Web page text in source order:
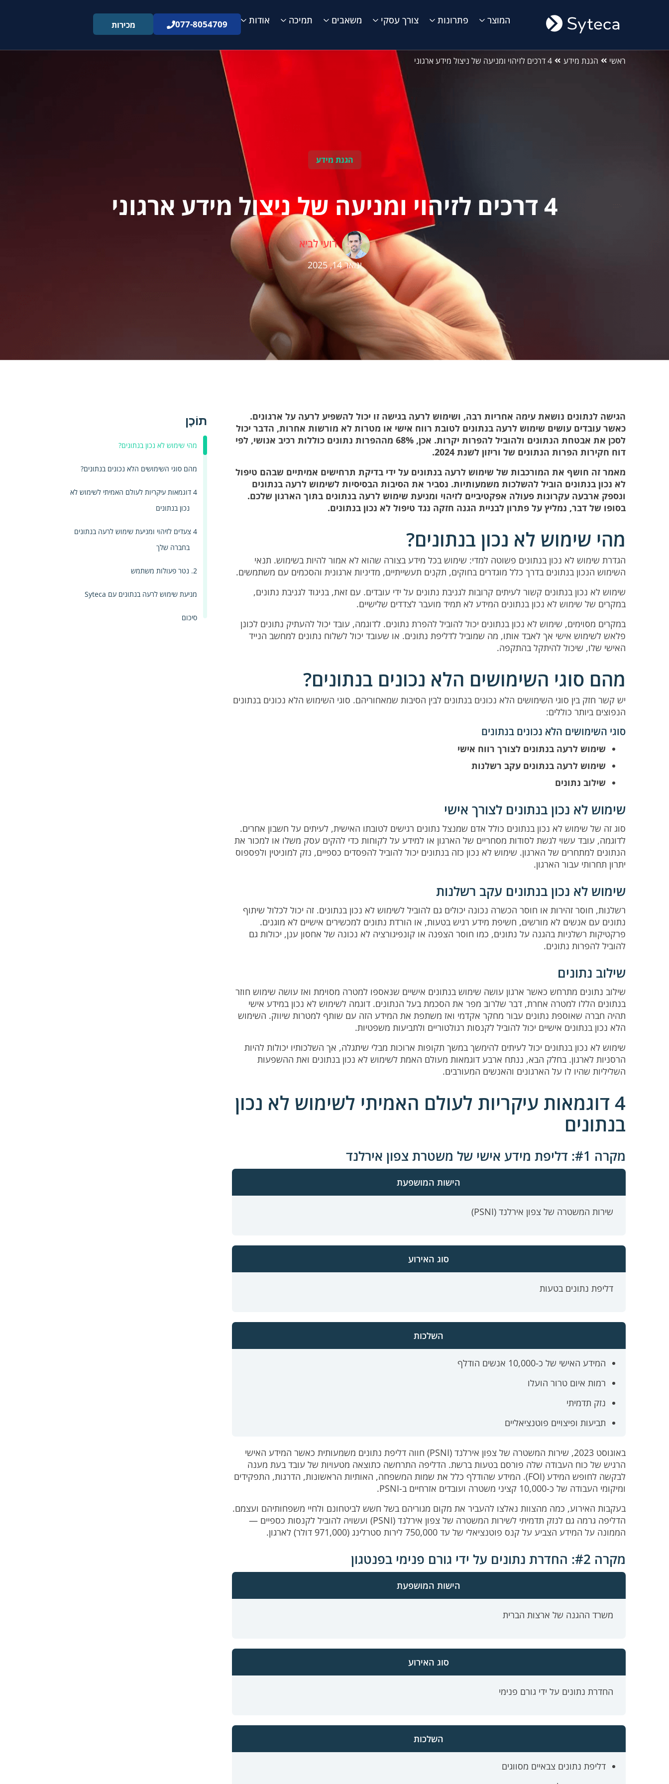
המוצר פתרונות צורך עסקי משאבים תמיכה אודות 077-8054709 מכירות
ראשי הגנת מידע 4 דרכים לזיהוי ומניעה של ניצול מידע ארגוני
הגנת מידע
4 דרכים לזיהוי ומניעה של ניצול מידע ארגוני
רועי לביא
ינואר 14, 2025
הגישה לנתונים נושאת עימה אחריות רבה, ושימוש לרעה בגישה זו יכול להשפיע לרעה על ארגונים.
כאשר עובדים עושים שימוש לרעה בנתונים לטובת רווח אישי או מטרות לא מורשות אחרות, הדבר יכול
לסכן את אבטחת הנתונים ולהוביל להפרות יקרות. אכן, 68% מההפרות נתונים כוללות רכיב אנושי, לפי
דוח חקירות הפרות הנתונים של וריזון לשנת 2024.
מאמר זה חושף את המורכבות של שימוש לרעה בנתונים על ידי בדיקת תרחישים אמיתיים שבהם טיפול
לא נכון בנתונים הוביל להשלכות משמעותיות. נסביר את הסיבות הבסיסיות לשימוש לרעה בנתונים
ונספק ארבעה עקרונות פעולה אפקטיביים לזיהוי ומניעת שימוש לרעה בנתונים בתוך הארגון שלכם.
בסופו של דבר, נמליץ על פתרון לבניית הגנה חזקה נגד טיפול לא נכון בנתונים.
מהי שימוש לא נכון בנתונים?
הגדרת שימוש לא נכון בנתונים פשוטה למדי: שימוש בכל מידע בצורה שהוא לא אמור להיות בשימוש. תנאי
השימוש הנכון בנתונים בדרך כלל מוגדרים בחוקים, תקנים תעשייתיים, מדיניות ארגונית והסכמים עם משתמשים.
שימוש לא נכון בנתונים קשור לעיתים קרובות לגניבת נתונים על ידי עובדים. עם זאת, בניגוד לגניבת נתונים,
במקרים של שימוש לא נכון בנתונים המידע לא תמיד מועבר לצדדים שלישיים.
במקרים מסוימים, שימוש לא נכון בנתונים יכול להוביל להפרת נתונים. לדוגמה, עובד יכול להעתיק נתונים לכונן
פלאש לשימוש אישי אך לאבד אותו, מה שמוביל לדליפת נתונים. או שעובד יכול לשלוח נתונים למחשב הנייד
האישי שלו, שיכול להיתקל בהתקפה.
מהם סוגי השימושים הלא נכונים בנתונים?
יש קשר חזק בין סוגי השימושים הלא נכונים בנתונים לבין הסיבות שמאחוריהם. סוגי השימוש הלא נכונים בנתונים
הנפוצים ביותר כוללים:
סוגי השימושים הלא נכונים בנתונים
שימוש לרעה בנתונים לצורך רווח אישי
שימוש לרעה בנתונים עקב רשלנות
שילוב נתונים
שימוש לא נכון בנתונים לצורך אישי
סוג זה של שימוש לא נכון בנתונים כולל אדם שמנצל נתונים רגישים לטובתו האישית, לעיתים על חשבון אחרים.
לדוגמה, עובד עשוי לגשת לסודות מסחריים של הארגון או למידע על לקוחות כדי להקים עסק משלו או למכור את
הנתונים למתחרים של הארגון. שימוש לא נכון כזה בנתונים יכול להוביל להפסדים כספיים, נזק למוניטין ולפספוס
יתרון תחרותי עבור הארגון.
שימוש לא נכון בנתונים עקב רשלנות
רשלנות, חוסר זהירות או חוסר הכשרה נכונה יכולים גם להוביל לשימוש לא נכון בנתונים. זה יכול לכלול שיתוף
נתונים עם אנשים לא מורשים, חשיפת מידע רגיש בטעות, או הורדת נתונים למכשירים אישיים לא מוגנים.
פרקטיקות רשלניות בהגנה על נתונים, כמו חוסר הצפנה או קונפיגורציה לא נכונה של אחסון ענן, יכולות גם
להוביל להפרות נתונים.
שילוב נתונים
שילוב נתונים מתרחש כאשר ארגון עושה שימוש בנתונים אישיים שנאספו למטרה מסוימת ואז עושה שימוש חוזר
בנתונים הללו למטרה אחרת, דבר שלרוב מפר את הסכמת בעל הנתונים. דוגמה לשימוש לא נכון במידע אישי
תהיה חברה שאוספת נתונים עבור מחקר אקדמי ואז משתפת את המידע הזה עם שותף למטרות שיווק. השימוש
הלא נכון בנתונים אישיים יכול להוביל לקנסות רגולטוריים ולתביעות משפטיות.
שימוש לא נכון בנתונים יכול לעיתים להימשך במשך תקופות ארוכות מבלי שיתגלה, אך השלכותיו יכולות להיות
הרסניות לארגון. בחלק הבא, ננתח ארבע דוגמאות מעולם האמת לשימוש לא נכון בנתונים ואת ההשפעות
השליליות שהיו לו על הארגונים והאנשים המעורבים.
4 דוגמאות עיקריות לעולם האמיתי לשימוש לא נכון
בנתונים
מקרה #1: דליפת מידע אישי של משטרת צפון אירלנד
הישות המושפעת
שירות המשטרה של צפון אירלנד (PSNI)
סוג האירוע
דליפת נתונים בטעות
השלכות
המידע האישי של כ-10,000 אנשים הודלף
רמות איום טרור הועלו
נזק תדמיתי
תביעות ופיצויים פוטנציאליים
באוגוסט 2023, שירות המשטרה של צפון אירלנד (PSNI) חווה דליפת נתונים משמעותית כאשר המידע האישי
הרגיש של כוח העבודה שלה פורסם בטעות ברשת. הדליפה התרחשה כתוצאה מטעויות של עובד בעת מענה
לבקשה לחופש המידע (FOI). המידע שהודלף כלל את שמות המשפחה, האותיות הראשונות, הדרגות, התפקידים
ומיקומי העבודה של כ-10,000 קציני משטרה ועובדים אזרחיים ב-PSNI.
בעקבות האירוע, כמה מהצוות נאלצו להעביר את מקום מגוריהם בשל חשש לביטחונם ולחיי משפחותיהם ועצמם.
הדליפה גרמה גם לנזק תדמיתי לשירות המשטרה של צפון אירלנד (PSNI) ועשויה להוביל לקנסות כספיים —
הממונה על המידע הצביע על קנס פוטנציאלי של עד 750,000 לירות סטרלינג (971,000 דולר) לארגון.
מקרה #2: החדרת נתונים על ידי גורם פנימי בפנטגון
הישות המושפעת
משרד ההגנה של ארצות הברית
סוג האירוע
החדרת נתונים על ידי גורם פנימי
השלכות
דליפת נתונים צבאיים מסווגים
תוֹכֶן
מהי שימוש לא נכון בנתונים?
מהם סוגי השימושים הלא נכונים בנתונים?
4 דוגמאות עיקריות לעולם האמיתי לשימוש לא
נכון בנתונים
4 צעדים לזיהוי ומניעת שימוש לרעה בנתונים
בחברה שלך
2. נטר פעולות משתמש
מניעת שימוש לרעה בנתונים עם Syteca
סיכום